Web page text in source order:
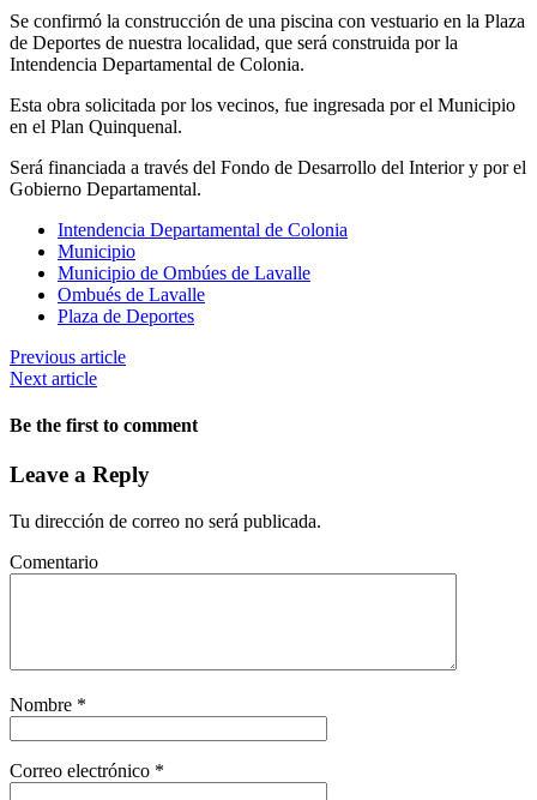
Se confirmó la construcción de una piscina con vestuario en la Plaza
de Deportes de nuestra localidad, que será construida por la
Intendencia Departamental de Colonia.
Esta obra solicitada por los vecinos, fue ingresada por el Municipio
en el Plan Quinquenal.
Será financiada a través del Fondo de Desarrollo del Interior y por el
Gobierno Departamental.
Intendencia Departamental de Colonia
Municipio
Municipio de Ombúes de Lavalle
Ombués de Lavalle
Plaza de Deportes
Previous article
Next article
Be the first to comment
Leave a Reply
Tu dirección de correo no será publicada.
Comentario
Nombre *
Correo electrónico *